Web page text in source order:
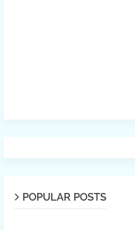
POPULAR POSTS